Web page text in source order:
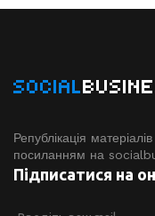
SOCIAL
Републікація
посиланням на
Підписатися на